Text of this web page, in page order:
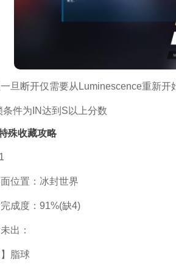
旦断开仅需要从Luminescence重新开
条件为IN达到S以上分数
殊收藏攻略
位置：冰封世界
成度：91%(缺4)
出：
脂球